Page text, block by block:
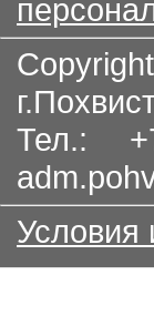
Тел.:
Условия